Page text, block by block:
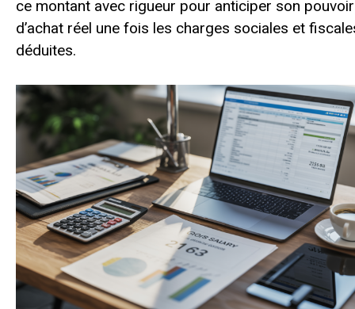
ce montant avec rigueur pour anticiper son pouvoir
d’achat réel une fois les charges sociales et
déduites.